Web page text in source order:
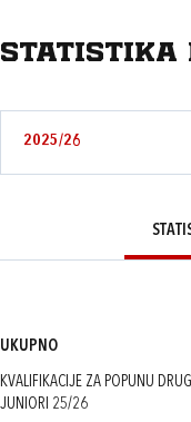
Statistika
2025/26
UKUPNO
KVALIFIKACIJE ZA POPUNU
JUNIORI 25/26